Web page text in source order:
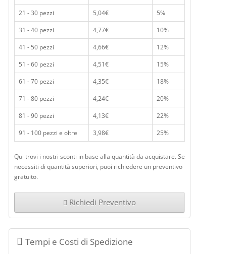
21 - 30 pezzi
5,04€
5%
31 - 40 pezzi
4,77€
10%
41 - 50 pezzi
4,66€
12%
51 - 60 pezzi
4,51€
15%
61 - 70 pezzi
4,35€
18%
71 - 80 pezzi
4,24€
20%
81 - 90 pezzi
4,13€
22%
91 - 100 pezzi e oltre
3,98€ 25%
Qui trovi i nostri sconti in base alla quantità da acquistare. Se
necessiti di quantità superiori, puoi richiedere un preventivo
gratuito.
Richiedi Preventivo
Tempi e Costi di Spedizione